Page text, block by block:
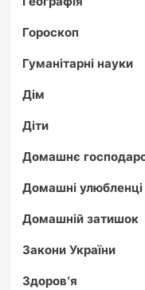
Гороскоп
Гуманітарні науки
Дім
Діти
Домашнє
Домашні улюбленці
Домашній затишок
Закони України
Здоров'я